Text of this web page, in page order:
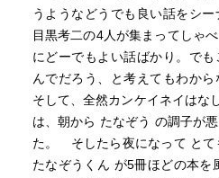
うようなどうでも良い話をシー
目黒考二の4人が集まってしゃ
にどーでもよい話ばかり。で
んでだろう、と考えてもわか
そして、全然カンケイネイはな
は、朝から たなぞう の調子が
た。 そしたら夜になって とて
たなぞうくん が5冊ほどの本を